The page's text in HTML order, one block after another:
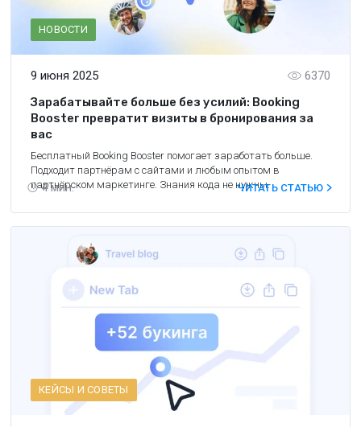
НОВОСТИ
9 июня 2025
4 мин.
6370
Зарабатывайте больше без усилий: Booking
Booster превратит визиты в бронирования за
вас
Бесплатный Booking Booster помогает заработать больше.
Подходит партнёрам с сайтами и любым опытом в
партнёрском маркетинге. Знания кода не нужны.ЧИТАТЬ СТАТЬЮ
КЕЙСЫ И СОВЕТЫ